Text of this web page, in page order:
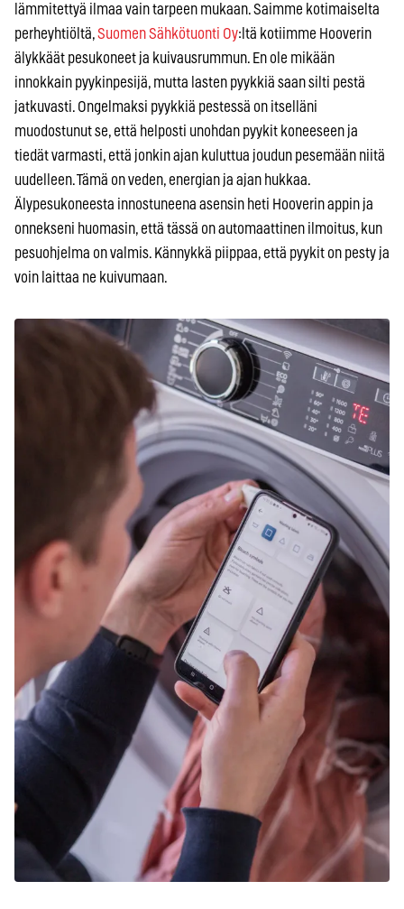
lämmitettyä ilmaa vain tarpeen mukaan. Saimme kotimaiselta
perheyhtiöltä,Suomen Sähkötuonti Oy:ltä kotiimme Hooverin
älykkäät pesukoneet ja kuivausrummun. En ole mikään
innokkain pyykinpesijä, mutta lasten pyykkiä saan silti pestä
jatkuvasti. Ongelmaksi pyykkiä pestessä on itselläni
muodostunut se, että helposti unohdan pyykit koneeseen ja
tiedät varmasti, että jonkin ajan kuluttua joudun pesemään niitä
uudelleen. Tämä on veden, energian ja ajan hukkaa.
Älypesukoneesta innostuneena asensin heti Hooverin appin ja
onnekseni huomasin, että tässä on automaattinen ilmoitus, kun
pesuohjelma on valmis. Kännykkä piippaa, että pyykit on pesty ja
voin laittaa ne kuivumaan.